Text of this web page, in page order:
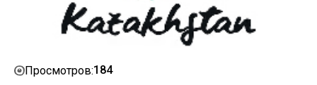
Просмотров:184